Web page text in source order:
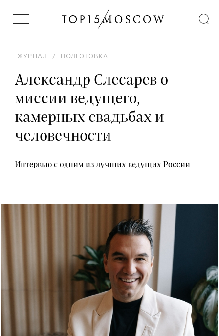
ЖУРНАЛ / ПОДГОТОВКА
Александр Слесарев о
миссии ведущего,
камерных свадьбах и
человечности
Интервью с одним из лучших ведущих России